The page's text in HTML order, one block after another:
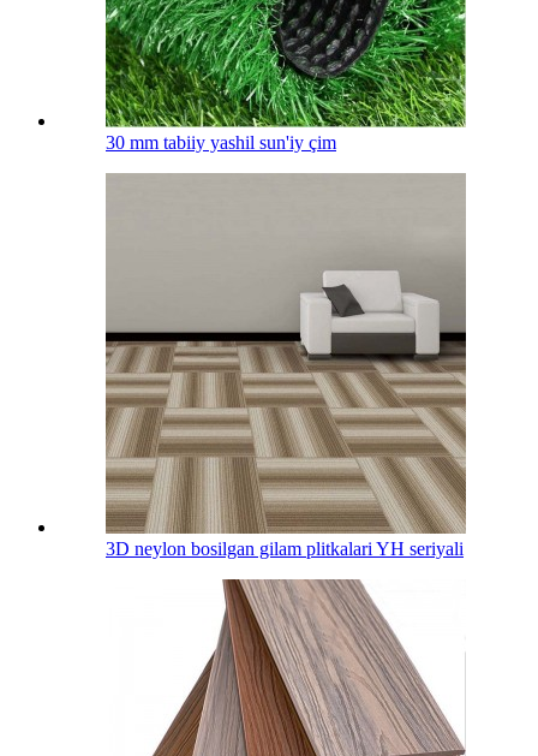
30 mm tabiiy yashil sun'iy çim
3D neylon bosilgan gilam plitkalari YH seriyali